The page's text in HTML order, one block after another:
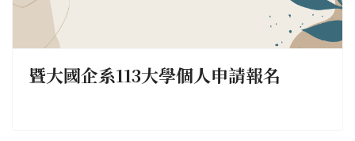
暨大國企系113大學個人申請報名